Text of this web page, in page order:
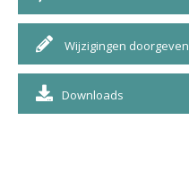
Wijzigingen doorgeven
Downloads